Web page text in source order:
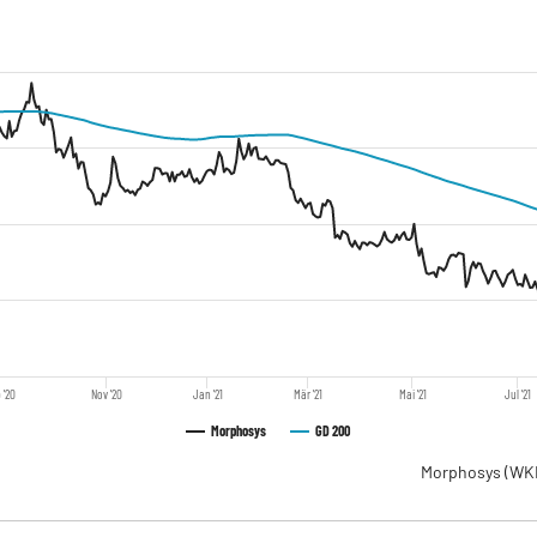
Morphosys GD 200
'20 Nov '20 Jan '21 Mär '21 Mai '21 Jul '21
Morphosys